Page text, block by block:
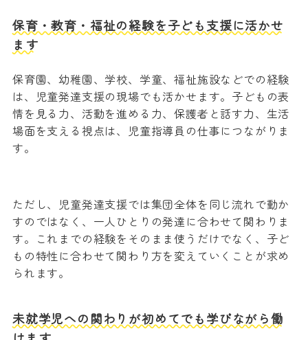
保育・教育・福祉の経験を子ども支援に活かせ
ます
保育園、幼稚園、学校、学童、福祉施設などでの経験
は、児童発達支援の現場でも活かせます。子どもの表
情を見る力、活動を進める力、保護者と話す力、生活
場面を支える視点は、児童指導員の仕事につながりま
す。
ただし、児童発達支援では集団全体を同じ流れで動か
すのではなく、一人ひとりの発達に合わせて関わりま
す。これまでの経験をそのまま使うだけでなく、子ど
もの特性に合わせて関わり方を変えていくことが求め
られます。
未就学児への関わりが初めてでも学びながら働